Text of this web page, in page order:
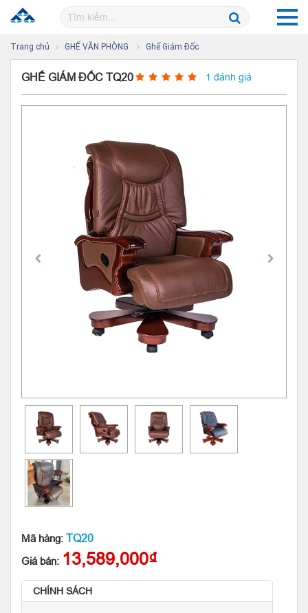
Trang chủ GHẾ VĂN PHÒNG Ghế Giám Đốc
GHẾ GIÁM ĐỐC TQ20 1 đánh giá
Mã hàng: TQ20
Giá bán: 13,589,000₫
CHÍNH SÁCH